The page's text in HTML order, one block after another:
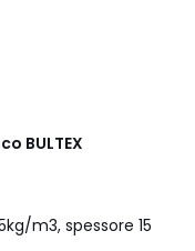
BULTEX
m3, spessore 15